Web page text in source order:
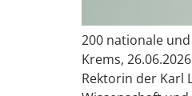
200 nationale
Krems,
Rektorin der Karl